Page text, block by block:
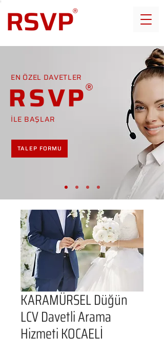
EN ÖZEL DAVETLER
RSVP
İLE BAŞLAR
TALEP FORMU
KARAMÜRSEL Düğün
LCV Davetli Arama
Hizmeti KOCAELİ